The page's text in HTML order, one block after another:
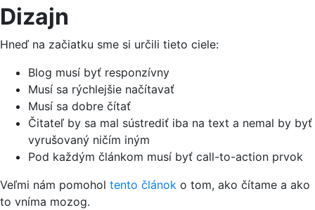
Dizajn
Hneď na začiatku sme si určili tieto ciele:
Blog musí byť responzívny
Musí sa rýchlejšie načítavať
Musí sa dobre čítať
Čitateľ by sa mal sústrediť iba na text a nemal by byť
vyrušovaný ničím iným
Pod každým článkom musí byť call-to-action prvok
Veľmi nám pomohol tento článok o tom, ako čítame a ako
to vníma mozog.